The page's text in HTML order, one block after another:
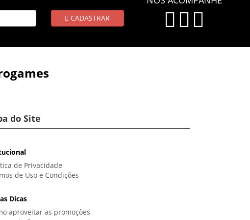
CADASTRAR
do Site
de Privacidade
de Uso e Condições
Dicas
aproveitar as promoções